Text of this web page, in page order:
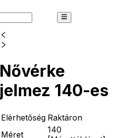
Nővérke
jelmez 140-es
Elérhetőség Raktáron
Méret
140